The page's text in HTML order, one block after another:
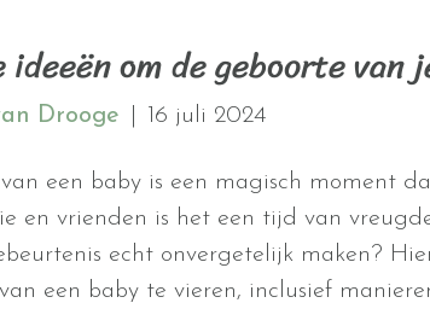
om de geboorte van
Drooge 16 juli 2024
een baby is een magisch moment
en vrienden is het een tijd van
echt onvergetelijk maken?
een baby te vieren, inclusief